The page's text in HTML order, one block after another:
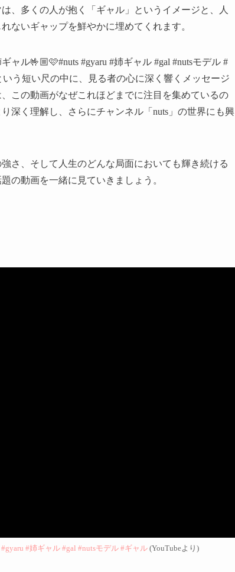
、多くの人が抱く「ギャル」というイメージと、人
ないギャップを鮮やかに埋めてくれます。
ル🤟🏼🩷#nuts #gyaru #姉ギャル #gal #nutsモデル #
う短い尺の中に、見る者の心に深く響くメッセージ
この動画がなぜこれほどまでに注目を集めているの
深く理解し、さらにチャンネル「nuts」の世界にも興
さ、そして人生のどんな局面においても輝き続ける
の動画を一緒に見ていきましょう。
#姉ギャル #gal #nutsモデル #ギャル(YouTubeより)